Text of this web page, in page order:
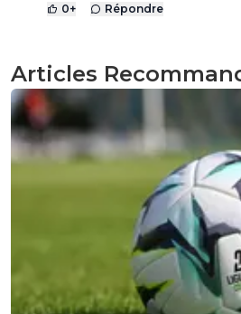
0+ Répondre
Articles